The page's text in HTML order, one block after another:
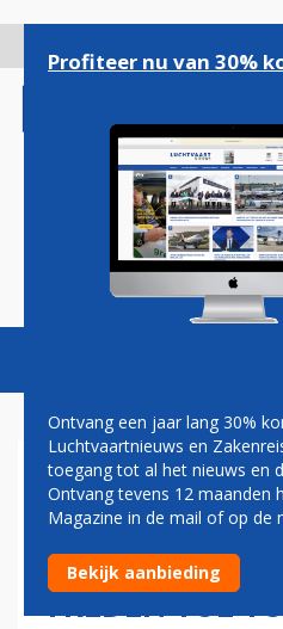
gaan
Magazine
CONSORTIUM
FRANCE-KLM
OVER,
TREDEN TOE
Profiteer nu van 30%
Ontvang een jaar lang 30%
Luchtvaartnieuws en
toegang tot al het nieuws en
Ontvang tevens 12 maanden
Magazine in de mail of op de
Bekijk aanbieding